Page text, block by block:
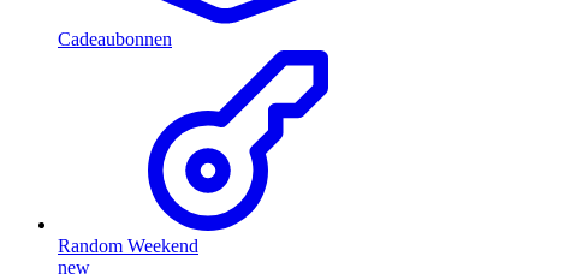
Cadeaubonnen
Random Weekend
new